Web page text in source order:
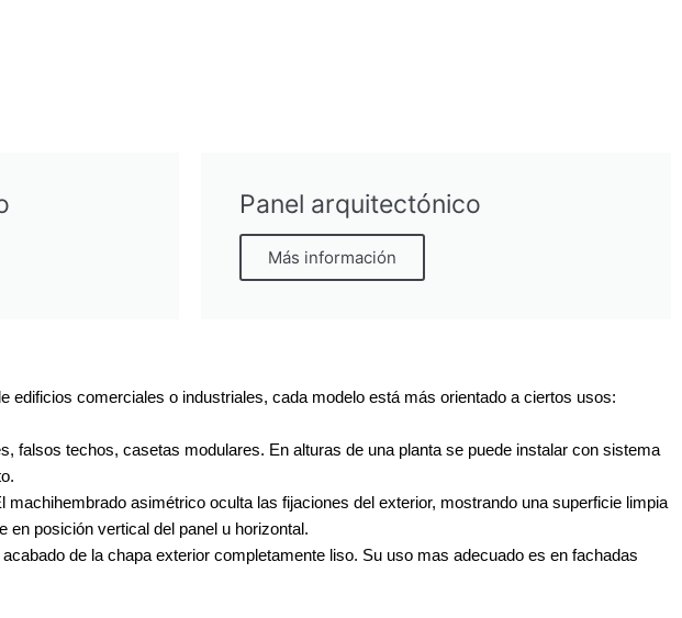
Panel arquitectónico
Más información
edificios comerciales o industriales, cada modelo está más orientado a ciertos usos:
falsos techos, casetas modulares. En alturas de una planta se puede instalar con sistema
asimétrico oculta las fijaciones del exterior, mostrando una superficie limpia
posición vertical del panel u horizontal.
de la chapa exterior completamente liso. Su uso mas adecuado es en fachadas